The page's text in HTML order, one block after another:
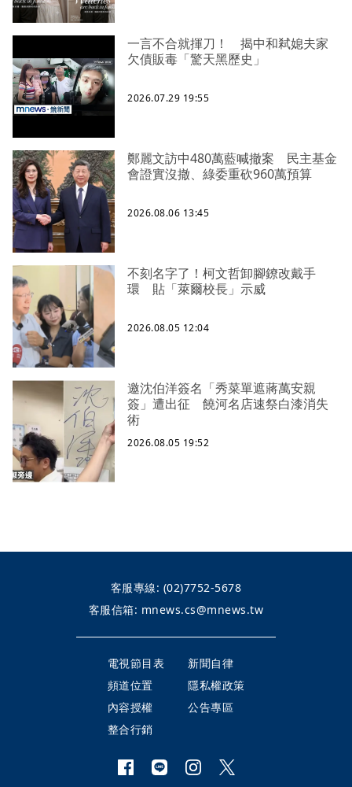
一言不合就揮刀！ 揭中和弒媳夫家
欠債販毒「驚天黑歷史」
2026.07.29 19:55
鄭麗文訪中480萬藍喊撤案 民主基金
會證實沒撤、綠委重砍960萬預算
2026.08.06 13:45
不刻名字了！柯文哲卸腳鐐改戴手
環 貼「萊爾校長」示威
2026.08.05 12:04
邀沈伯洋簽名「秀菜單遮蔣萬安親
簽」遭出征 饒河名店速祭白漆消失
術
2026.08.05 19:52
客服專線: (02)7752-5678
客服信箱: mnews.cs@mnews.tw
電視節目表
新聞自律
頻道位置
隱私權政策
內容授權
公告專區
整合行銷